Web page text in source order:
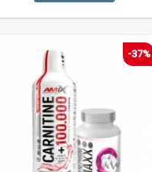
-37%